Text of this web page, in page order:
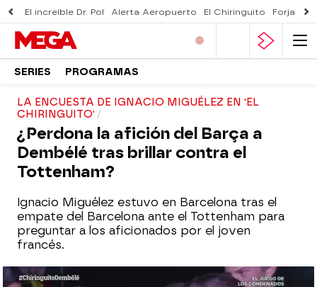
El increíble Dr. Pol Alerta Aeropuerto El Chiringuito Forjado
SERIES PROGRAMAS
LA ENCUESTA DE IGNACIO MIGUÉLEZ EN 'EL
CHIRINGUITO'
¿Perdona la afición del Barça a
Dembélé tras brillar contra el
Tottenham?
Ignacio Miguélez estuvo en Barcelona tras el
empate del Barcelona ante el Tottenham para
preguntar a los aficionados por el joven
francés.